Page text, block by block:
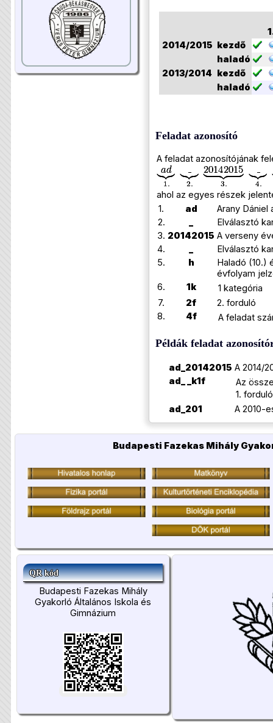
2014/2015 kezdő
haladó
2013/2014 kezdő
haladó
Feladat azonosító
A feladat azonosítójának
ahol az egyes részek
1.
ad
Arany Dániel
2.
_
Elválasztó
3. 20142015 A verseny
4.
_
Elválasztó
5.
h
Haladó (10.)
évfolyam
6.
1k
1 kategória
7.
2f
2. forduló
8.
4f A feladat
Példák feladat
ad_20142015 A 2014/
ad_ _k1f
Az
1.
ad_201
A 2010-
Budapesti Fazekas Mihály
QR kód
Budapesti Fazekas Mihály
Gyakorló Általános Iskola és
Gimnázium